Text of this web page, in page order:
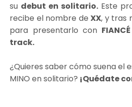
su debut en solitario. Este
recibe el nombre deXX, y tras
para presentarlo con
track.
¿Quieres saber cómo suena el
MINO en solitario? ¡Quédate